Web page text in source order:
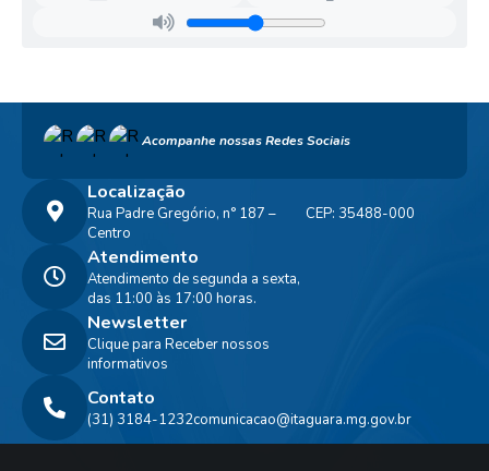
Acompanhe nossas Redes Sociais
Localização
Rua Padre Gregório, n° 187 –
Centro
CEP: 35488-000
Contato
(31) 3184-1232comunicacao@itaguara.mg.gov.br
Atendimento
Atendimento de segunda a sexta,
das 11:00 às 17:00 horas.
Newsletter
Clique para Receber nossos
informativos